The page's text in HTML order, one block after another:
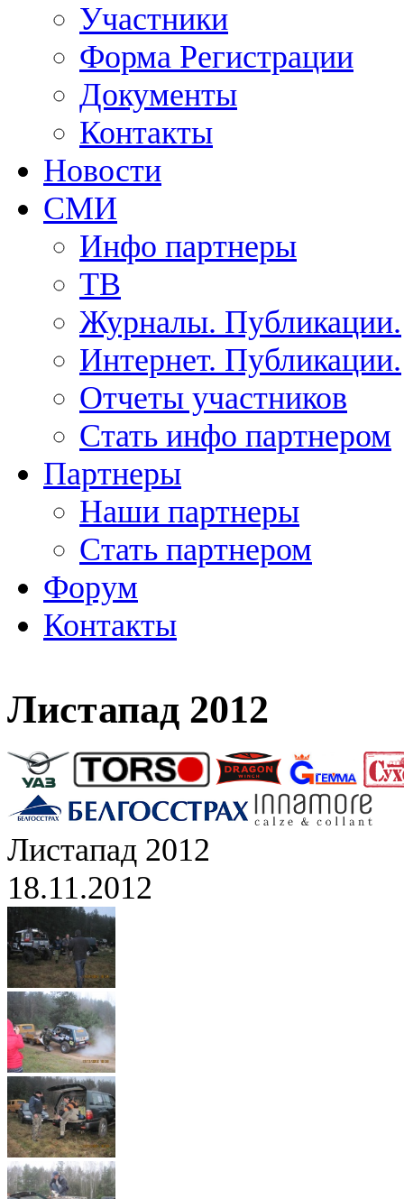
Участники
Форма Регистрации
Документы
Контакты
Новости
СМИ
Инфо партнеры
ТВ
Журналы. Публикации.
Интернет. Публикации.
Отчеты участников
Стать инфо партнером
Партнеры
Наши партнеры
Стать партнером
Форум
Контакты
Листапад 2012
Листапад 2012
18.11.2012